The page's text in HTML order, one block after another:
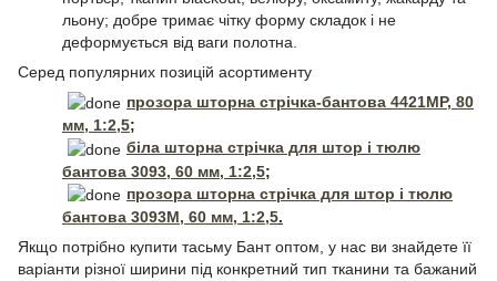
льону; добре тримає чітку форму складок і не
деформується від ваги полотна.
Серед популярних позицій асортименту
прозора шторна стрічка-бантова 4421MP, 80
мм, 1:2,5;
біла шторна стрічка для штор і тюлю
бантова 3093, 60 мм, 1:2,5;
прозора шторна стрічка для штор і тюлю
бантова 3093М, 60 мм, 1:2,5.
Якщо потрібно купити тасьму Бант оптом, у нас ви знайдете її
варіанти різної ширини під конкретний тип тканини та бажаний